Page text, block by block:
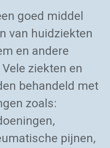
goed middel
van huidziekten
en andere
ziekten en
behandeld met
zoals:
pijnen,